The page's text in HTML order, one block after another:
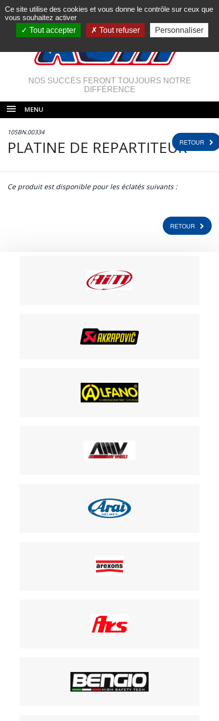
NOS SUCCÈS FERONT TOUJOURS NOTRE
DIFFÉRENCE
MENU
RETOUR
10SBN.00334
PLATINE DE REPARTITEUR
Ce produit est disponible pour les éclatés suivants :
RETOUR
Ce site utilise des cookies et vous donne le contrôle sur ceux que
vous souhaitez activer
Tout accepter
Tout refuser Personnaliser